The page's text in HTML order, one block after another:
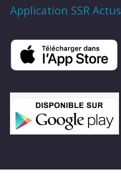
Application SSR Actus